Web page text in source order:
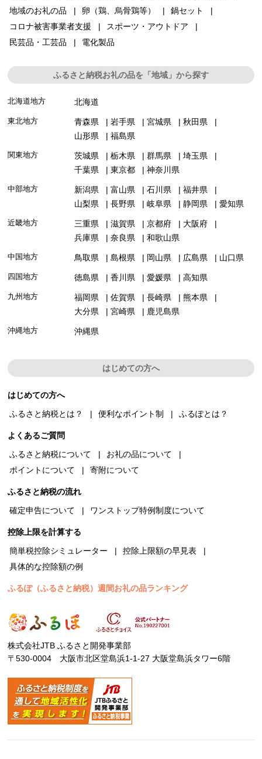
地域のお礼の品
卵（鶏、烏骨鶏等）
鍋セット
コロナ被害事業者支援
スポーツ・アウトドア
民芸品・工芸品
電化製品
ふるさと納税お礼の品を「地域」から探す
北海道地方 北海道
東北地方 青森県 岩手県 宮城県
秋田県
山形県
福島県
関東地方 茨城県 栃木県 群馬県
埼玉県
千葉県
東京都 神奈川県
中部地方 新潟県 富山県 石川県
福井県
山梨県
長野県 岐阜県 静岡県 愛知県
近畿地方 三重県 滋賀県 京都府
大阪府
兵庫県
奈良県 和歌山県
中国地方 鳥取県 島根県 岡山県 広島県 山口県
四国地方 徳島県 香川県 愛媛県 高知県
九州地方 福岡県 佐賀県 長崎県
熊本県
大分県
宮崎県 鹿児島県
沖縄地方 沖縄県
はじめての方へ
はじめての方へ
ふるさと納税とは？
便利なポイント制 ふるぽとは？
よくあるご質問
ふるさと納税について
お礼の品について
ポイントについて
寄附について
ふるさと納税の流れ
確定申告について
ワンストップ特例制度について
控除上限を計算する
簡単税控除シミュレーター
控除上限額の早見表
具体的な控除額の例
ふるぽ（ふるさと納税）週間お礼の品ランキング
株式会社JTB ふるさと開発事業部
〒530-0004 大阪市北区堂島浜1-1-27 大阪堂島浜タワー6階